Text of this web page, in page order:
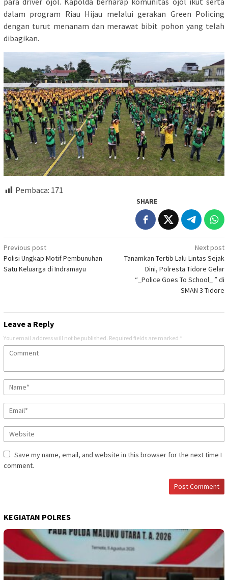
dalam program Riau Hijau melalui gerakan Green Policing
dengan turut menanam dan merawat bibit pohon yang telah
dibagikan.
Pembaca: 171
SHARE
Post
navigation
Previous post
Polisi Ungkap Motif Pembunuhan
Satu Keluarga di Indramayu
Next post
Tanamkan Tertib Lalu Lintas Sejak
Dini, Polresta Tidore Gelar
“_Police Goes To School_ ” di
SMAN 3 Tidore
Leave a Reply
Your email address will not be published. Required fields are marked *
Save my name, email, and website in this browser for the next time I
comment.
KEGIATAN POLRES